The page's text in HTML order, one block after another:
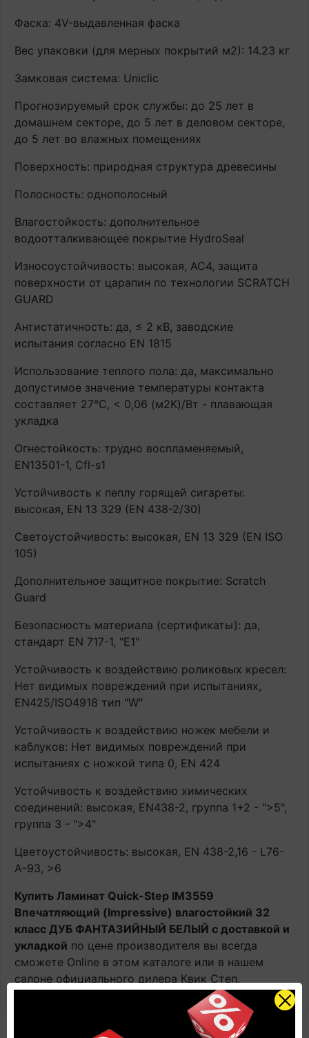
Фаска: 4V-выдавленная фаска
Вес упаковки (для мерных покрытий м2): 14.23 кг
Замковая система: Uniclic
Прогнозируемый срок службы: до 25 лет в
домашнем секторе, до 5 лет в деловом секторе,
до 5 лет во влажных помещениях
Поверхность: природная структура древесины
Полосность: однополосный
Влагостойкость: дополнительное
водоотталкивающее покрытие HydroSeal
Износоустойчивость: высокая, AC4, защита
поверхности от царапин по технологии SCRATCH
GUARD
Антистатичность: да, ≤ 2 кВ, заводские
испытания согласно EN 1815
Использование теплого пола: да, максимально
допустимое значение температуры контакта
составляет 27°С, < 0,06 (м2K)/Вт - плавающая
укладка
Огнестойкость: трудно воспламеняемый,
EN13501-1, Cfl-s1
Устойчивость к пеплу горящей сигареты:
высокая, EN 13 329 (EN 438-2/30)
Светоустойчивость: высокая, EN 13 329 (EN ISO
105)
Дополнительное защитное покрытие: Scratch
Guard
Безопасность материала (сертификаты): да,
стандарт EN 717-1, "E1"
Устойчивость к воздействию роликовых кресел:
Нет видимых повреждений при испытаниях,
EN425/ISO4918 тип "W"
Устойчивость к воздействию ножек мебели и
каблуков: Нет видимых повреждений при
испытаниях с ножкой типа 0, EN 424
Устойчивость к воздействию химических
соединений: высокая, EN438-2, группа 1+2 - ">5",
группа 3 - ">4"
Цветоустойчивость: высокая, EN 438-2,16 - L76-
A-93, >6
Купить Ламинат Quick-Step IM3559
Впечатляющий (Impressive) влагостойкий 32
класс ДУБ ФАНТАЗИЙНЫЙ БЕЛЫЙ с доставкой и
укладкой по цене производителя вы всегда
сможете Online в этом каталоге или в нашем
салоне официального дилера Квик Степ.